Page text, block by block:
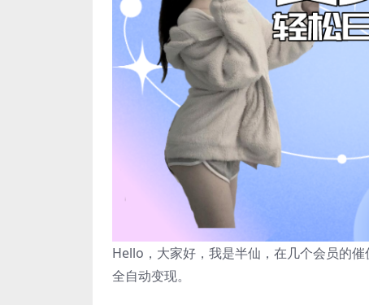
Hello，大家好，我是半仙，在几个会员的
全自动变现。